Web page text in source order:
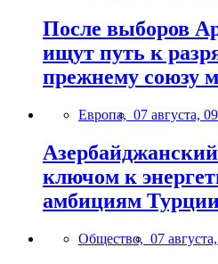
После выборов
ищут путь к
прежнему союзу
Европа, 07 августа,
ключом к
амбициям
Общество, 07